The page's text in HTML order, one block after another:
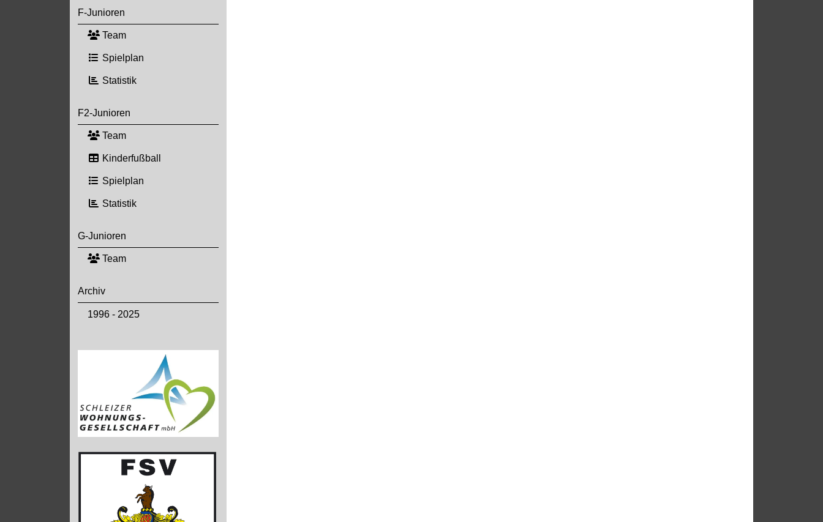
F-Junioren
Team
Spielplan
Statistik
F2-Junioren
Team
Kinderfußball
Spielplan
Statistik
G-Junioren
Team
Archiv
1996 - 2025